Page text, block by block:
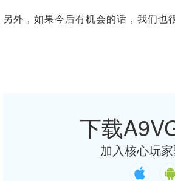
另外，如果今后有机会的话，我们
下载
加入核心玩